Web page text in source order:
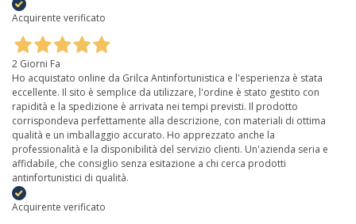
Acquirente verificato
2 Giorni Fa
Ho acquistato online da Grilca Antinfortunistica e l'esperienza è stata
eccellente. Il sito è semplice da utilizzare, l'ordine è stato gestito con
rapidità e la spedizione è arrivata nei tempi previsti. Il prodotto
corrispondeva perfettamente alla descrizione, con materiali di ottima
qualità e un imballaggio accurato. Ho apprezzato anche la
professionalità e la disponibilità del servizio clienti. Un'azienda seria e
affidabile, che consiglio senza esitazione a chi cerca prodotti
antinfortunistici di qualità.
Acquirente verificato